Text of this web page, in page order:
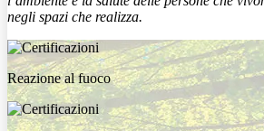
negli spazi che realizza.
Reazione al fuoco